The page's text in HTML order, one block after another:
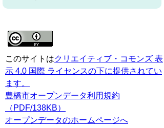
このサイトはクリエイティブ・コモンズ 表
示 4.0 国際 ライセンスの下に提供されてい
ます。
豊橋市オープンデータ利用規約
（PDF/138KB）
オープンデータのホームページへ